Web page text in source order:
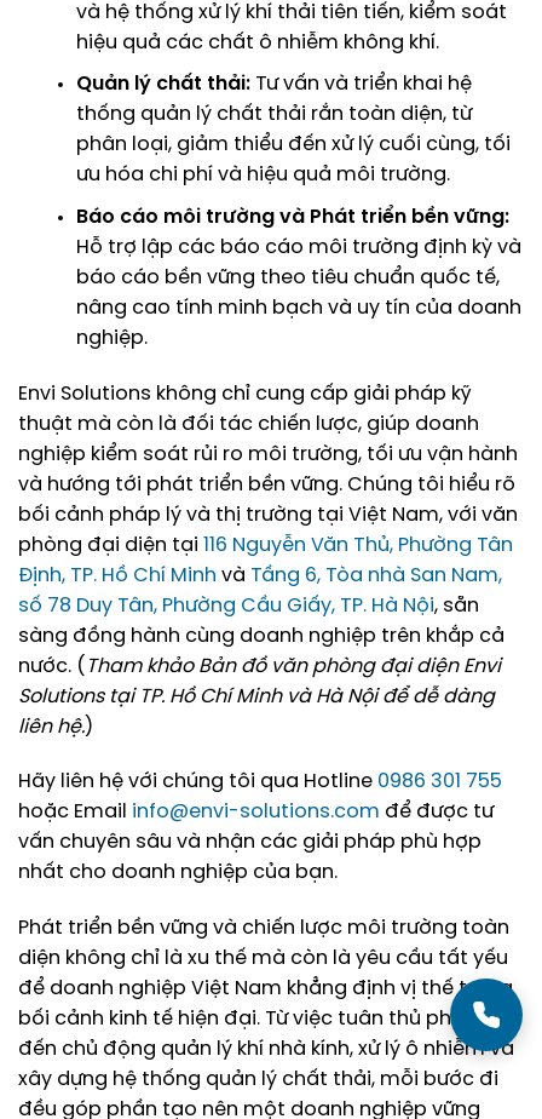
và hệ thống xử lý khí thải tiên tiến, kiểm soát
hiệu quả các chất ô nhiễm không khí.
Quản lý chất thải: Tư vấn và triển khai hệ
thống quản lý chất thải rắn toàn diện, từ
phân loại, giảm thiểu đến xử lý cuối cùng, tối
ưu hóa chi phí và hiệu quả môi trường.
Báo cáo môi trường và Phát triển bền vững:
Hỗ trợ lập các báo cáo môi trường định kỳ và
báo cáo bền vững theo tiêu chuẩn quốc tế,
nâng cao tính minh bạch và uy tín của doanh
nghiệp.
Envi Solutions không chỉ cung cấp giải pháp kỹ
thuật mà còn là đối tác chiến lược, giúp doanh
nghiệp kiểm soát rủi ro môi trường, tối ưu vận hành
và hướng tới phát triển bền vững. Chúng tôi hiểu rõ
bối cảnh pháp lý và thị trường tại Việt Nam, với văn
phòng đại diện tại 116 Nguyễn Văn Thủ, Phường Tân
Định, TP. Hồ Chí Minh và Tầng 6, Tòa nhà San Nam,
số 78 Duy Tân, Phường Cầu Giấy, TP. Hà Nội, sẵn
sàng đồng hành cùng doanh nghiệp trên khắp cả
nước. ( Tham khảo Bản đồ văn phòng đại diện Envi
Solutions tại TP. Hồ Chí Minh và Hà Nội để dễ dàng
liên hệ.)
Hãy liên hệ với chúng tôi qua Hotline 0986 301 755
hoặc Email info@envi-solutions.com để được tư
vấn chuyên sâu và nhận các giải pháp phù hợp
nhất cho doanh nghiệp của bạn.
Phát triển bền vững và chiến lược môi trường toàn
diện không chỉ là xu thế mà còn là yêu cầu tất yếu
để doanh nghiệp Việt Nam khẳng định vị thế trong
bối cảnh kinh tế hiện đại. Từ việc tuân thủ pháp luật
đến chủ động quản lý khí nhà kính, xử lý ô nhiễm và
xây dựng hệ thống quản lý chất thải, mỗi bước đi
đều góp phần tạo nên một doanh nghiệp vững